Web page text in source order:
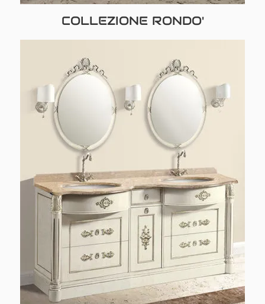
COLLEZIONE RONDO'